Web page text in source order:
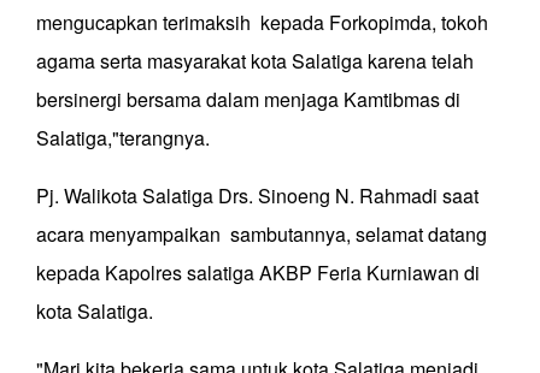
mengucapkan terimaksih kepada Forkopimda, tokoh
agama serta masyarakat kota Salatiga karena telah
bersinergi bersama dalam menjaga Kamtibmas di
Salatiga,"terangnya.
Pj. Walikota Salatiga Drs. Sinoeng N. Rahmadi saat
acara menyampaikan sambutannya, selamat datang
kepada Kapolres salatiga AKBP Feria Kurniawan di
kota Salatiga.